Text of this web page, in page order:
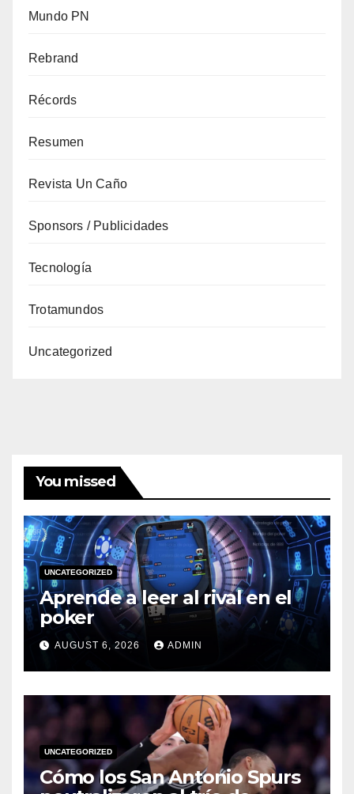
Mundo PN
Rebrand
Récords
Resumen
Revista Un Caño
Sponsors / Publicidades
Tecnología
Trotamundos
Uncategorized
You missed
UNCATEGORIZED
Aprende a leer al rival en el
poker
AUGUST 6, 2026 ADMIN
UNCATEGORIZED
Cómo los San Antonio Spurs